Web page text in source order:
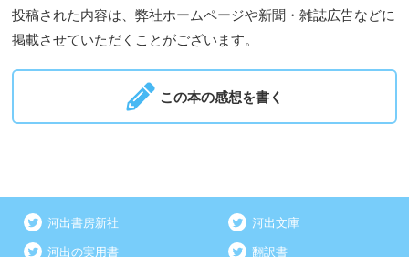
投稿された内容は、弊社ホームページや新聞・雑誌広告などに
掲載させていただくことがございます。
この本の感想を書く
河出書房新社 河出文庫
河出の実用書 翻訳書